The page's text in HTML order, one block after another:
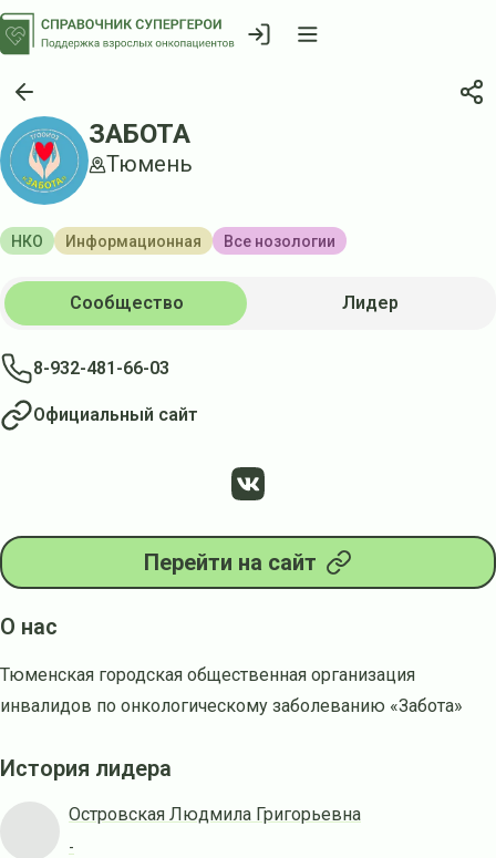
ЗАБОТА
Тюмень
НКО Информационная Все нозологии
Сообщество Лидер
8-932-481-66-03
Официальный сайт
Перейти на сайт
О нас
Тюменская городская общественная организация
инвалидов по онкологическому заболеванию «Забота»
История лидера
Островская Людмила Григорьевна
-